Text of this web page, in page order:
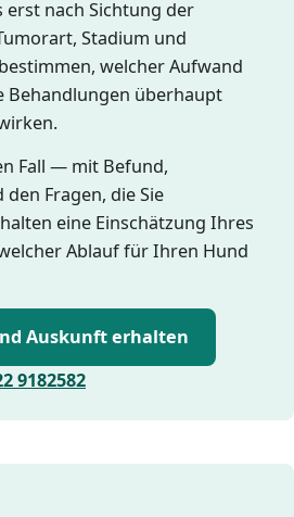
erst nach Sichtung der
Stadium und
welcher Aufwand
Behandlungen überhaupt
Fall — mit Befund,
Fragen, die Sie
eine Einschätzung Ihres
Ablauf für Ihren Hund
Auskunft erhalten
9182582